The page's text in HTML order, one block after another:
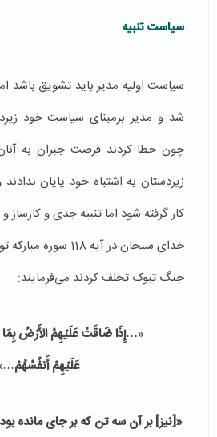
سیاست تنبیه
سیاست اولیه مدیر باید تشویق باشد
شد و مدیر برمبنای سیاست خود
چون خطا کردند فرصت جبران به
زیردستان به اشتباه خود پایان
کار گرفته شود اما تنبیه جدی و
خدای سبحان در آیه
جنگ تبوک تخلف کردند می‌فرمایند:
«
…إِذَا ضَاقَتْ عَلَيْهِمُ الأَرْضُ
عَلَيْهِمْ أَنفُسُهُمْ
«[نيز] بر آن سه تن كه بر جاى مانده